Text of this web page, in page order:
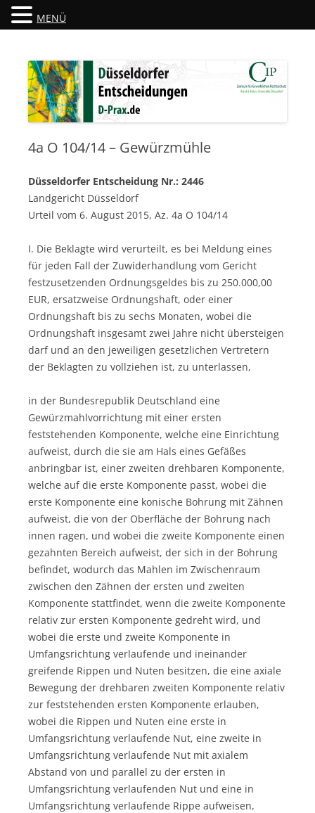
Düsseldorfer Entscheidungen
4a O 104/14 – Gewürzmühle
Düsseldorfer Entscheidung Nr.: 2446
Landgericht Düsseldorf
Urteil vom 6. August 2015, Az. 4a O 104/14
I. Die Beklagte wird verurteilt, es bei Meldung eines
für jeden Fall der Zuwiderhandlung vom Gericht
festzusetzenden Ordnungsgeldes bis zu 250.000,00
EUR, ersatzweise Ordnungshaft, oder einer
Ordnungshaft bis zu sechs Monaten, wobei die
Ordnungshaft insgesamt zwei Jahre nicht übersteigen
darf und an den jeweiligen gesetzlichen Vertretern
der Beklagten zu vollziehen ist, zu unterlassen,
in der Bundesrepublik Deutschland eine
Gewürzmahlvorrichtung mit einer ersten
feststehenden Komponente, welche eine Einrichtung
aufweist, durch die sie am Hals eines Gefäßes
anbringbar ist, einer zweiten drehbaren Komponente,
welche auf die erste Komponente passt, wobei die
erste Komponente eine konische Bohrung mit Zähnen
aufweist, die von der Oberfläche der Bohrung nach
innen ragen, und wobei die zweite Komponente einen
gezahnten Bereich aufweist, der sich in der Bohrung
befindet, wodurch das Mahlen im Zwischenraum
zwischen den Zähnen der ersten und zweiten
Komponente stattfindet, wenn die zweite Komponente
relativ zur ersten Komponente gedreht wird, und
wobei die erste und zweite Komponente in
Umfangsrichtung verlaufende und ineinander
greifende Rippen und Nuten besitzen, die eine axiale
Bewegung der drehbaren zweiten Komponente relativ
zur feststehenden ersten Komponente erlauben,
wobei die Rippen und Nuten eine erste in
Umfangsrichtung verlaufende Nut, eine zweite in
Umfangsrichtung verlaufende Nut mit axialem
Abstand von und parallel zu der ersten in
Umfangsrichtung verlaufenden Nut und eine in
Umfangsrichtung verlaufende Rippe aufweisen,
MENÜ